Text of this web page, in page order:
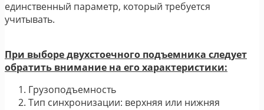
единственный параметр, который требуется
учитывать.
При выборе двухстоечного подъемника следует
обратить внимание на его характеристики:
Грузоподъемность
Тип синхронизации: верхняя или нижняя